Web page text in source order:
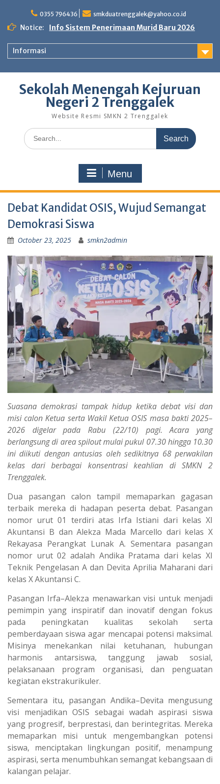
content
0355 796436 smkduatrenggalek@yahoo.co.id
Notice: Info Sistem Penerimaan Murid Baru 2026
Informasi
Sekolah Menengah Kejuruan
Negeri 2 Trenggalek
Website Resmi SMKN 2 Trenggalek
Search
for:
Menu
Debat Kandidat OSIS, Wujud Semangat
Demokrasi Siswa
October 23, 2025 smkn2admin
Suasana demokrasi tampak hidup ketika debat visi dan
misi calon Ketua serta Wakil Ketua OSIS masa bakti 2025–
2026 digelar pada Rabu (22/10) pagi. Acara yang
berlangsung di area spilout mulai pukul 07.30 hingga 10.30
ini diikuti dengan antusias oleh sedikitnya 68 perwakilan
kelas dari berbagai konsentrasi keahlian di SMKN 2
Trenggalek.
Dua pasangan calon tampil memaparkan gagasan
terbaik mereka di hadapan peserta debat. Pasangan
nomor urut 01 terdiri atas Irfa Istiani dari kelas XI
Akuntansi B dan Alekza Mada Marcello dari kelas X
Rekayasa Perangkat Lunak A. Sementara pasangan
nomor urut 02 adalah Andika Pratama dari kelas XI
Teknik Pengelasan A dan Devita Aprilia Maharani dari
kelas X Akuntansi C.
Pasangan Irfa–Alekza menawarkan visi untuk menjadi
pemimpin yang inspiratif dan inovatif dengan fokus
pada peningkatan kualitas sekolah serta
pemberdayaan siswa agar mencapai potensi maksimal.
Misinya menekankan nilai ketuhanan, hubungan
harmonis antarsiswa, tanggung jawab sosial,
pelaksanaan program organisasi, dan penguatan
kegiatan ekstrakurikuler.
Sementara itu, pasangan Andika–Devita mengusung
visi menjadikan OSIS sebagai wadah aspirasi siswa
yang progresif, berprestasi, dan berintegritas. Mereka
memaparkan misi untuk mengembangkan potensi
siswa, menciptakan lingkungan positif, menampung
aspirasi, serta menumbuhkan semangat kebangsaan di
kalangan pelajar.